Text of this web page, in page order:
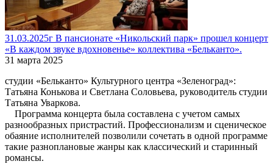
31.03.2025г В пансионате «Никольский парк» прошел концерт
«В каждом звуке вдохновенье» коллектива «Бельканто».
31 марта 2025
студии «Бельканто» Культурного центра «Зеленоград»:
Татьяна Конькова и Светлана Соловьева, руководитель студии
Татьяна Уваркова.
Программа концерта была составлена с учетом самых
разнообразных пристрастий. Профессионализм и сценическое
обаяние исполнителей позволили сочетать в одной программе
такие разноплановые жанры как классический и старинный